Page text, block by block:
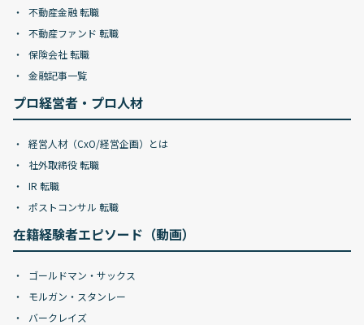
不動産金融 転職
不動産ファンド 転職
保険会社 転職
金融記事一覧
プロ経営者・プロ人材
経営人材（CxO/経営企画）とは
社外取締役 転職
IR 転職
ポストコンサル 転職
在籍経験者エピソード（動画）
ゴールドマン・サックス
モルガン・スタンレー
バークレイズ